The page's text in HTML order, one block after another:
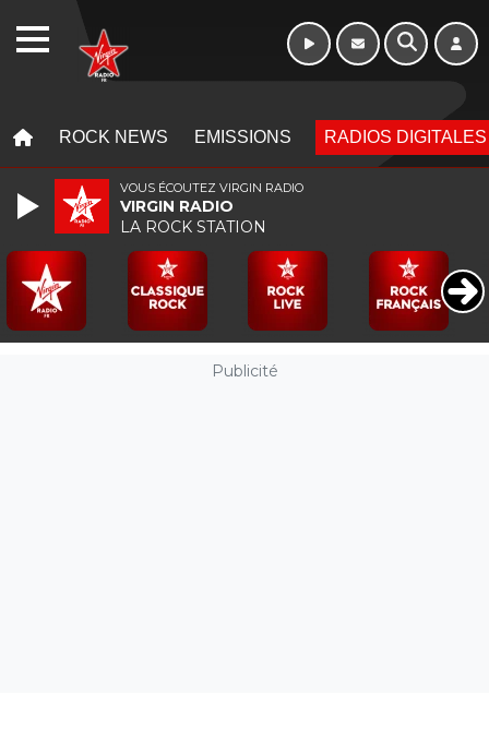
ROCK NEWS EMISSIONS RADIOS DIGITALES
Publicité
VOUS ÉCOUTEZ VIRGIN RADIO
VIRGIN RADIO
LA ROCK STATION
WEBRADIO 16h - 20h